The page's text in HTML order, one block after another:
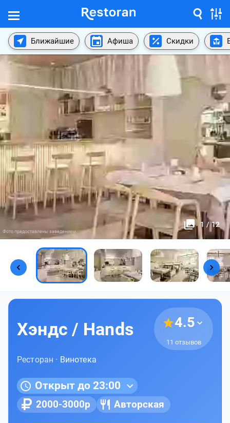
Ближайшие Афиша Скидки
1 / 12
Фото предоставлены заведением
Хэндс / Hands 4.5
11 отзывов
Ресторан · Винотека
Открыт до 23:00
2000-3000р Авторская